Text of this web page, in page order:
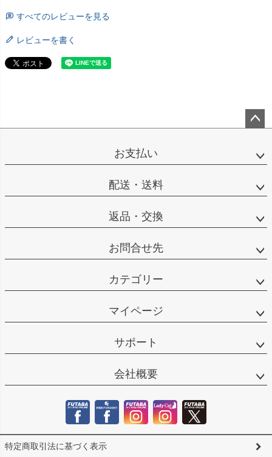
すべてのレビューを見る
レビューを書く
ップ
お支払い
配送・送料
返品・交換
お問合せ先
カテゴリー
マイページ
サポート
会社概要
特定商取引法に基づく表示